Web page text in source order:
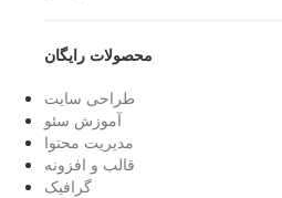
محصولات رایگان
طراحی سایت
آموزش سئو
مدیریت محتوا
قالب و افزونه
گرافیک